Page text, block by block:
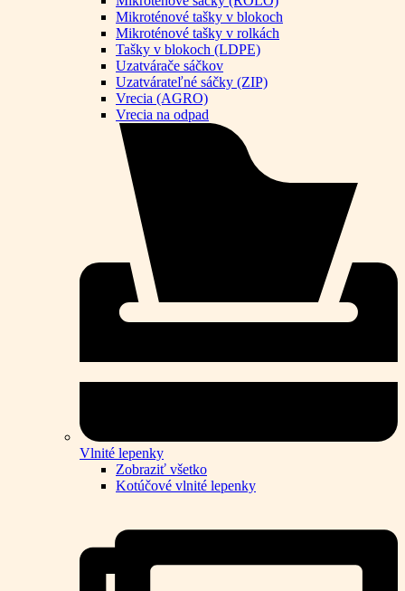
Mikroténové tašky v blokoch
Mikroténové tašky v rolkách
Tašky v blokoch (LDPE)
Uzatvárače sáčkov
Uzatvárateľné sáčky (ZIP)
Vrecia (AGRO)
Vrecia na odpad
Vlnité lepenky
Zobraziť všetko
Kotúčové vlnité lepenky